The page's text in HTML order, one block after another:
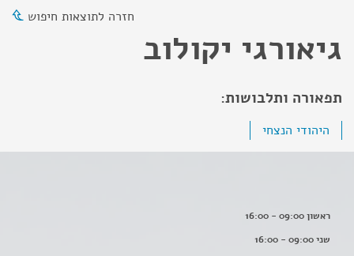
חזרה לתוצאות חיפוש
גיאורגי יקולוב
תפאורה ותלבושות:
היהודי הנצחי
ראשון 09:00 - 16:00
שני 09:00 - 16:00